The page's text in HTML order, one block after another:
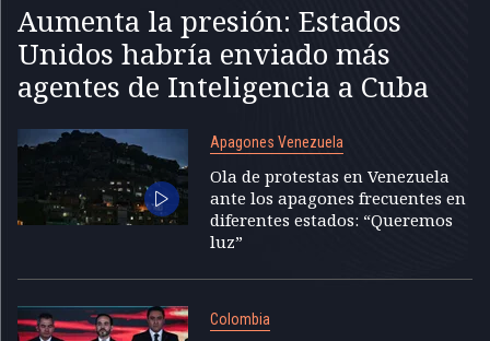
Aumenta la presión: Estados
Unidos habría enviado más
agentes de Inteligencia a Cuba
Apagones Venezuela
Ola de protestas en Venezuela
ante los apagones frecuentes en
diferentes estados: “Queremos
luz”
Colombia